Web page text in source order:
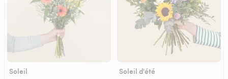
Soleil Soleil d'été